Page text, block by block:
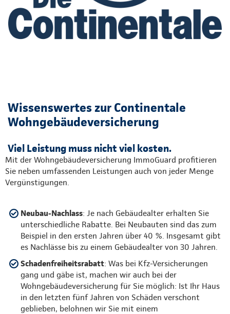
Wissenswertes zur Continentale
Wohngebäudeversicherung
Viel Leistung muss nicht viel kosten.
Mit der Wohngebäudeversicherung ImmoGuard profitieren
Sie neben umfassenden Leistungen auch von jeder Menge
Vergünstigungen.
Neubau-Nachlass: Je nach Gebäudealter erhalten Sie
unterschiedliche Rabatte. Bei Neubauten sind das zum
Beispiel in den ersten Jahren über 40 %. Insgesamt gibt
es Nachlässe bis zu einem Gebäudealter von 30 Jahren.
Schadenfreiheitsrabatt: Was bei Kfz-Versicherungen
gang und gäbe ist, machen wir auch bei der
Wohngebäudeversicherung für Sie möglich: Ist Ihr Haus
in den letzten fünf Jahren von Schäden verschont
geblieben, belohnen wir Sie mit einem